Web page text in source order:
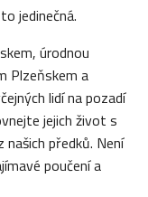
jedinečná.
úrodnou
Plzeňskem a
lidí na pozadí
jejich život s
předků. Není
poučení a